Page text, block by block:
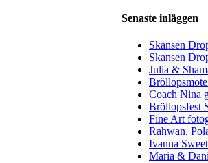
Senaste inläggen
Skansen
Skansen
Julia &
Coach Nina
Bröllopsfest
Fine Art
Rahwan,
Ivanna
Maria &